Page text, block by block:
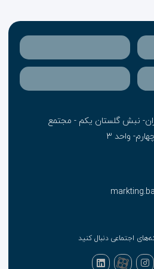
نبش گلستان یکم - مجتمع
واحد ۳
اجتماعی دنبال کنید